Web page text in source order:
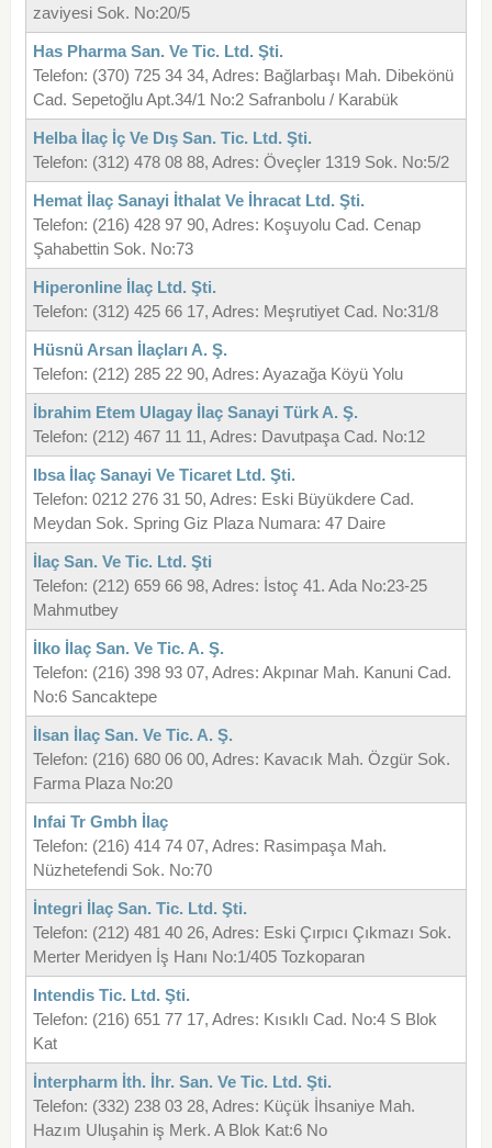
zaviyesi Sok. No:20/5
Has Pharma San. Ve Tic. Ltd. Şti.
Telefon: (370) 725 34 34, Adres: Bağlarbaşı Mah. Dibekönü
Cad. Sepetoğlu Apt.34/1 No:2 Safranbolu / Karabük
Helba İlaç İç Ve Dış San. Tic. Ltd. Şti.
Telefon: (312) 478 08 88, Adres: Öveçler 1319 Sok. No:5/2
Hemat İlaç Sanayi İthalat Ve İhracat Ltd. Şti.
Telefon: (216) 428 97 90, Adres: Koşuyolu Cad. Cenap
Şahabettin Sok. No:73
Hiperonline İlaç Ltd. Şti.
Telefon: (312) 425 66 17, Adres: Meşrutiyet Cad. No:31/8
Hüsnü Arsan İlaçları A. Ş.
Telefon: (212) 285 22 90, Adres: Ayazağa Köyü Yolu
İbrahim Etem Ulagay İlaç Sanayi Türk A. Ş.
Telefon: (212) 467 11 11, Adres: Davutpaşa Cad. No:12
Ibsa İlaç Sanayi Ve Ticaret Ltd. Şti.
Telefon: 0212 276 31 50, Adres: Eski Büyükdere Cad.
Meydan Sok. Spring Giz Plaza Numara: 47 Daire
İlaç San. Ve Tic. Ltd. Şti
Telefon: (212) 659 66 98, Adres: İstoç 41. Ada No:23-25
Mahmutbey
İlko İlaç San. Ve Tic. A. Ş.
Telefon: (216) 398 93 07, Adres: Akpınar Mah. Kanuni Cad.
No:6 Sancaktepe
İlsan İlaç San. Ve Tic. A. Ş.
Telefon: (216) 680 06 00, Adres: Kavacık Mah. Özgür Sok.
Farma Plaza No:20
Infai Tr Gmbh İlaç
Telefon: (216) 414 74 07, Adres: Rasimpaşa Mah.
Nüzhetefendi Sok. No:70
İntegri İlaç San. Tic. Ltd. Şti.
Telefon: (212) 481 40 26, Adres: Eski Çırpıcı Çıkmazı Sok.
Merter Meridyen İş Hanı No:1/405 Tozkoparan
Intendis Tic. Ltd. Şti.
Telefon: (216) 651 77 17, Adres: Kısıklı Cad. No:4 S Blok
Kat
İnterpharm İth. İhr. San. Ve Tic. Ltd. Şti.
Telefon: (332) 238 03 28, Adres: Küçük İhsaniye Mah.
Hazım Uluşahin iş Merk. A Blok Kat:6 No